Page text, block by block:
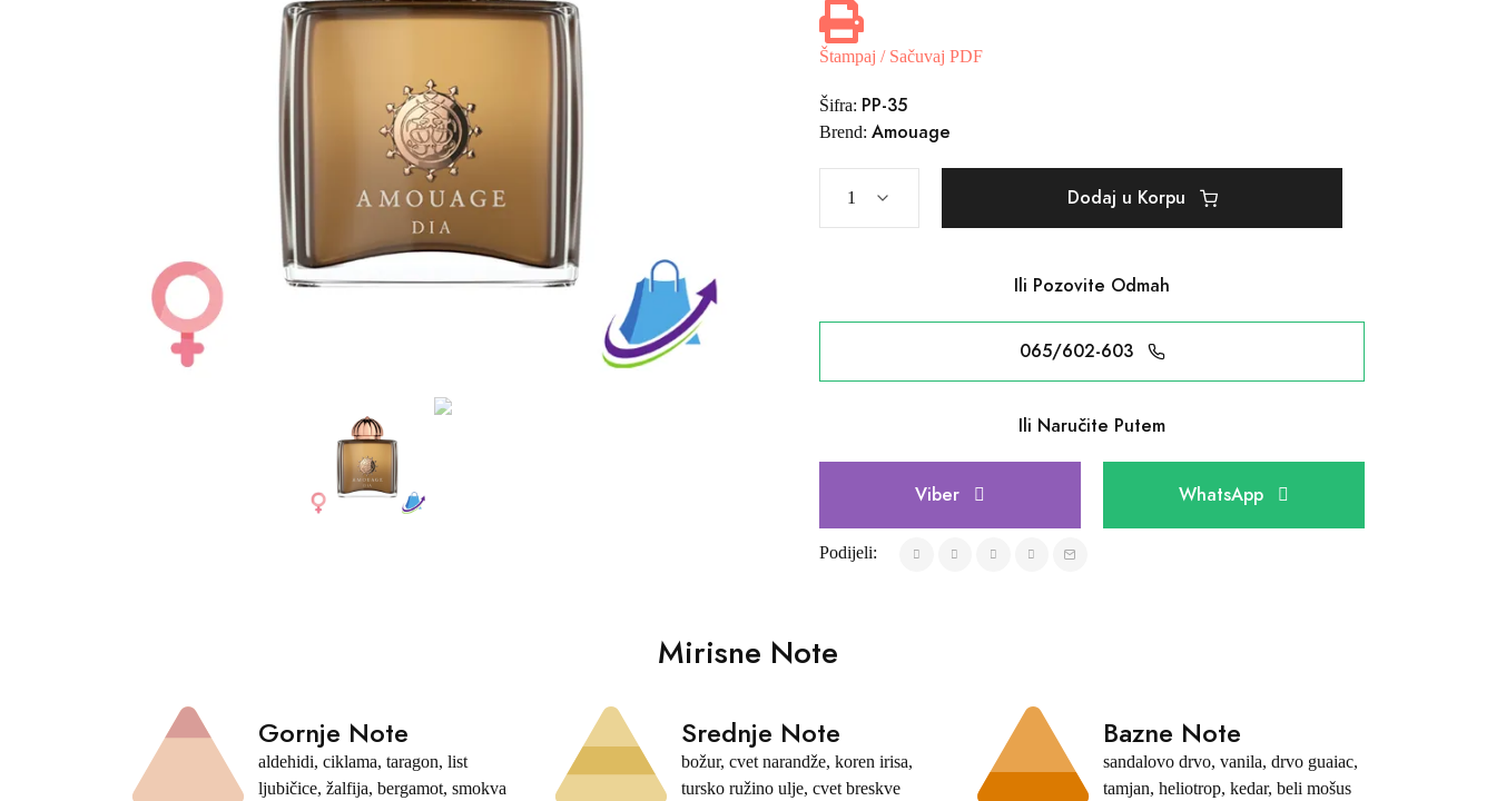
Štampaj / Sačuvaj PDF
Šifra: PP-35
Brend: Amouage
Dodaj u Korpu
Ili Pozovite Odmah
065/602-603
Ili Naručite Putem
Viber WhatsApp
Podijeli:
Mirisne Note
Gornje Note
aldehidi, ciklama, taragon, list
ljubičice, žalfija, bergamot, smokva
Srednje Note
božur, cvet narandže, koren irisa,
tursko ružino ulje, cvet breskve
Bazne Note
sandalovo drvo, vanila, drvo guaiac,
tamjan, heliotrop, kedar, beli mošus